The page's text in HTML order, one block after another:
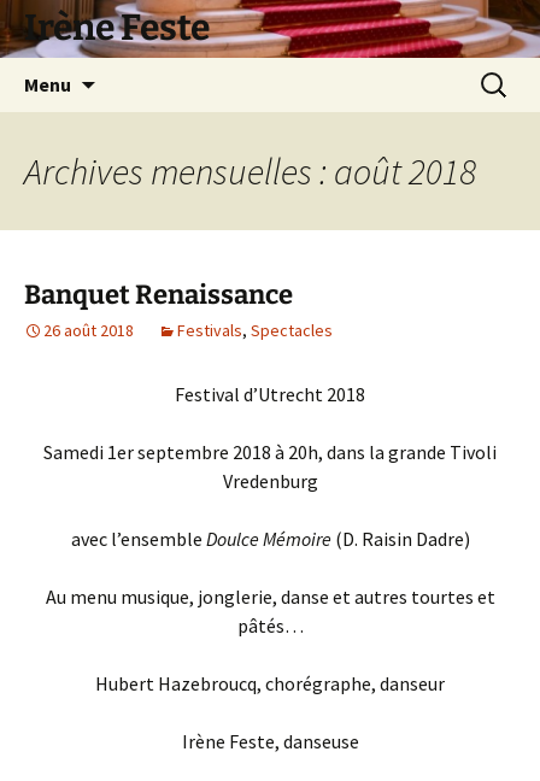
Aller
au Irène Feste
Menu
Archives mensuelles : août 2018
Banquet Renaissance
26 août 2018 Festivals, Spectacles
Festival d’Utrecht 2018
Samedi 1er septembre 2018 à 20h, dans la grande Tivoli
Vredenburg
avec l’ensemble Doulce Mémoire(D. Raisin Dadre)
Au menu musique, jonglerie, danse et autres tourtes et
pâtés…
Hubert Hazebroucq, chorégraphe, danseur
Irène Feste, danseuse